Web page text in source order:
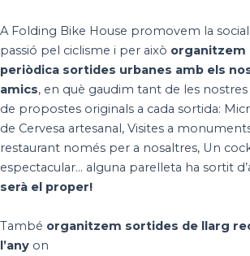
A Folding Bike House promovem la
passió pel ciclisme i per això organitzem
periòdica sortides urbanes amb els
amics, en què gaudim tant de les
de propostes originals a cada sortida:
de Cervesa artesanal, Visites a
restaurant només per a nosaltres, Un
espectacular… alguna parelleta ha sortit
serà el proper!
També organitzem sortides de llarg
l’any on